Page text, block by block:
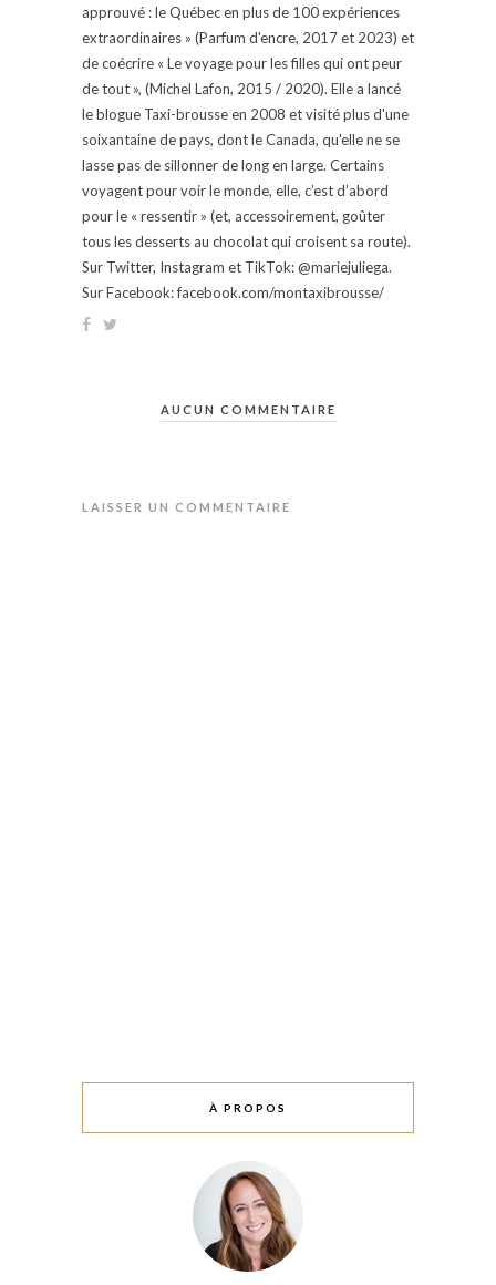
approuvé : le Québec en plus de 100 expériences
extraordinaires » (Parfum d'encre, 2017 et 2023) et
de coécrire « Le voyage pour les filles qui ont peur
de tout », (Michel Lafon, 2015 / 2020). Elle a lancé
le blogue Taxi-brousse en 2008 et visité plus d'une
soixantaine de pays, dont le Canada, qu'elle ne se
lasse pas de sillonner de long en large. Certains
voyagent pour voir le monde, elle, c’est d’abord
pour le « ressentir » (et, accessoirement, goûter
tous les desserts au chocolat qui croisent sa route).
Sur Twitter, Instagram et TikTok: @mariejuliega.
Sur Facebook: facebook.com/montaxibrousse/
AUCUN COMMENTAIRE
LAISSER UN COMMENTAIRE
À PROPOS